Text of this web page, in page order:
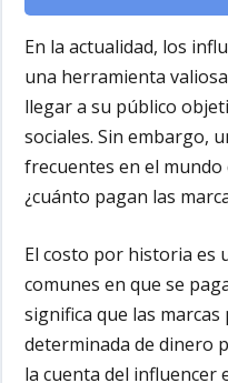
En la actualidad, los
una herramienta
llegar a su público
sociales. Sin embargo,
frecuentes en el
¿cuánto pagan las
El costo por historia es
comunes en que se
significa que las
determinada de dinero
la cuenta del influencer